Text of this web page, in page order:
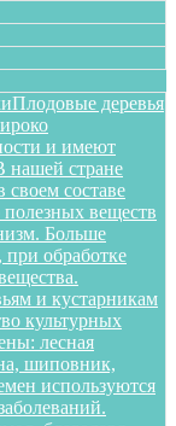
Плодовые деревья
и имеют
нашей стране
своем составе
полезных веществ
Больше
обработке
и кустарникам
культурных
лесная
шиповник,
используются